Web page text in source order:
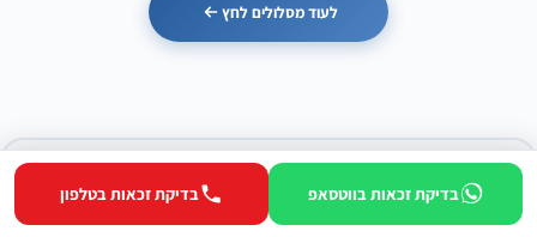
לעוד מסלולים לחץ
צריכים גם הלוואה?
בדיקת זכאות בווטסאפ בדיקת זכאות בטלפון